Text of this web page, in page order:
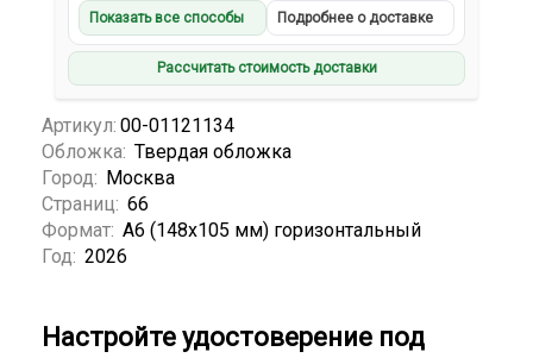
Показать все способы Подробнее о доставке
Рассчитать стоимость доставки
Артикул: 00-01121134
Обложка: Твердая обложка
Город: Москва
Страниц: 66
Формат: А6 (148x105 мм) горизонтальный
Год: 2026
Настройте удостоверение под